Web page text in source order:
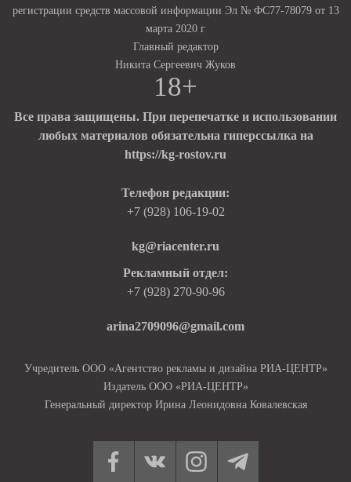
регистрации средств массовой информации Эл № ФС77-78079 от 13
марта 2020 г
Главный редактор
Никита Сергеевич Жуков
18+
Все права защищены. При перепечатке и использовании
любых материалов обязательна гиперссылка на
https://kg-rostov.ru
Телефон редакции:
+7 (928) 106-19-02
kg@riacenter.ru
Рекламный отдел:
+7 (928) 270-90-96
arina2709096@gmail.com
Учредитель ООО «Агентство рекламы и дизайна РИА-ЦЕНТР»
Издатель ООО «РИА-ЦЕНТР»
Генеральный директор Ирина Леонидовна Ковалевская